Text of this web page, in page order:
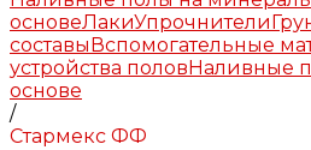
основеЛакиУпрочнители
составы Вспомогательные
устройства полов Наливные
основе
/
Стармекс ФФ